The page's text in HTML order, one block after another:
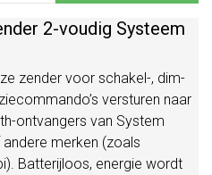
2-voudig Systeem
zender voor schakel-, dim-
versturen naar
ontvangers van System
merken (zoals
Batterijloos, energie wordt